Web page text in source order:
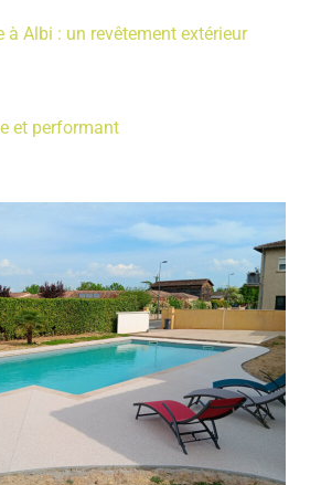
à Albi : un revêtement extérieur
et performant